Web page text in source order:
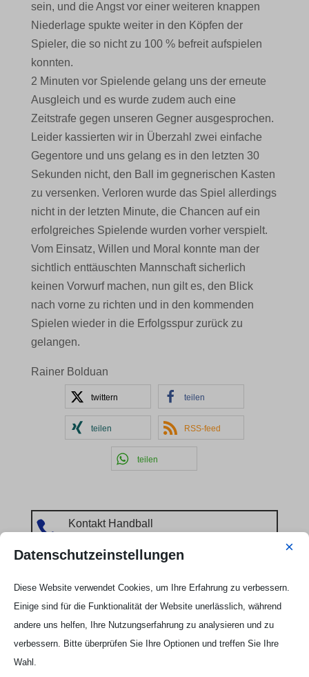
sein, und die Angst vor einer weiteren knappen
Niederlage spukte weiter in den Köpfen der
Spieler, die so nicht zu 100 % befreit aufspielen
konnten.
2 Minuten vor Spielende gelang uns der erneute
Ausgleich und es wurde zudem auch eine
Zeitstrafe gegen unseren Gegner ausgesprochen.
Leider kassierten wir in Überzahl zwei einfache
Gegentore und uns gelang es in den letzten 30
Sekunden nicht, den Ball im gegnerischen Kasten
zu versenken. Verloren wurde das Spiel allerdings
nicht in der letzten Minute, die Chancen auf ein
erfolgreiches Spielende wurden vorher verspielt.
Vom Einsatz, Willen und Moral konnte man der
sichtlich enttäuschten Mannschaft sicherlich
keinen Vorwurf machen, nun gilt es, den Blick
nach vorne zu richten und in den kommenden
Spielen wieder in die Erfolgsspur zurück zu
gelangen.
Rainer Bolduan
twittern teilen
teilen RSS-feed
teilen

Kontakt Handball
Mobil: 0177 2703058
Tobias Hintzen
Datenschutzeinstellungen ×
Diese Website verwendet Cookies, um Ihre Erfahrung zu verbessern.
Einige sind für die Funktionalität der Website unerlässlich, während
andere uns helfen, Ihre Nutzungserfahrung zu analysieren und zu
verbessern. Bitte überprüfen Sie Ihre Optionen und treffen Sie Ihre
Wahl.